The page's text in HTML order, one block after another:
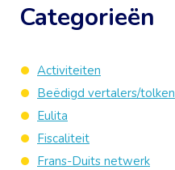
Categorieën
Activiteiten
Beëdigd vertalers/tolken
Eulita
Fiscaliteit
Frans-Duits netwerk